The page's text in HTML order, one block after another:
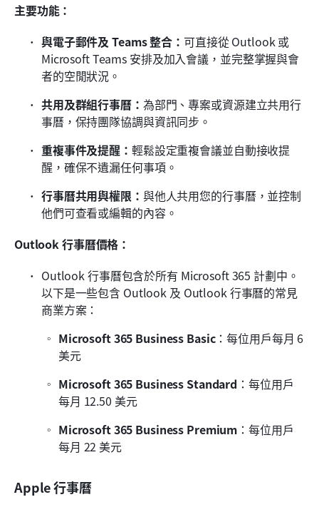
主要功能：
與電子郵件及 Teams 整合： 可直接從 Outlook 或
Microsoft Teams 安排及加入會議，並完整掌握與會
者的空閒狀況。
共用及群組行事曆： 為部門、專案或資源建立共用行
事曆，保持團隊協調與資訊同步。
重複事件及提醒： 輕鬆設定重複會議並自動接收提
醒，確保不遺漏任何事項。
行事曆共用與權限： 與他人共用您的行事曆，並控制
他們可查看或編輯的內容。
Outlook 行事曆價格：
Outlook 行事曆包含於所有 Microsoft 365 計劃中。
以下是一些包含 Outlook 及 Outlook 行事曆的常見
商業方案：
Microsoft 365 Business Basic：每位用戶每月 6
美元
Microsoft 365 Business Standard ：每位用戶
每月 12.50 美元
Microsoft 365 Business Premium ：每位用戶
每月 22 美元
Apple 行事曆